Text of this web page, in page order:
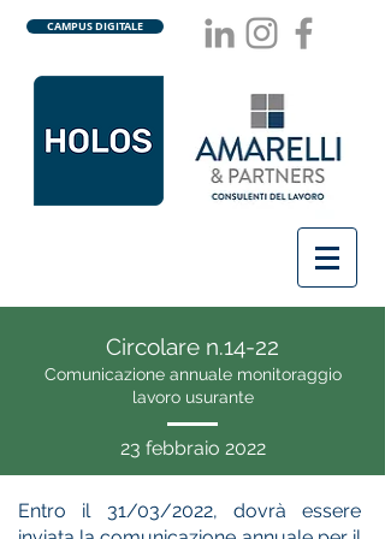
CAMPUS DIGITALE
Circolare n.14-22
Comunicazione annuale monitoraggio
lavoro usurante
23 febbraio 2022
Entro il 31/03/2022, dovrà essere